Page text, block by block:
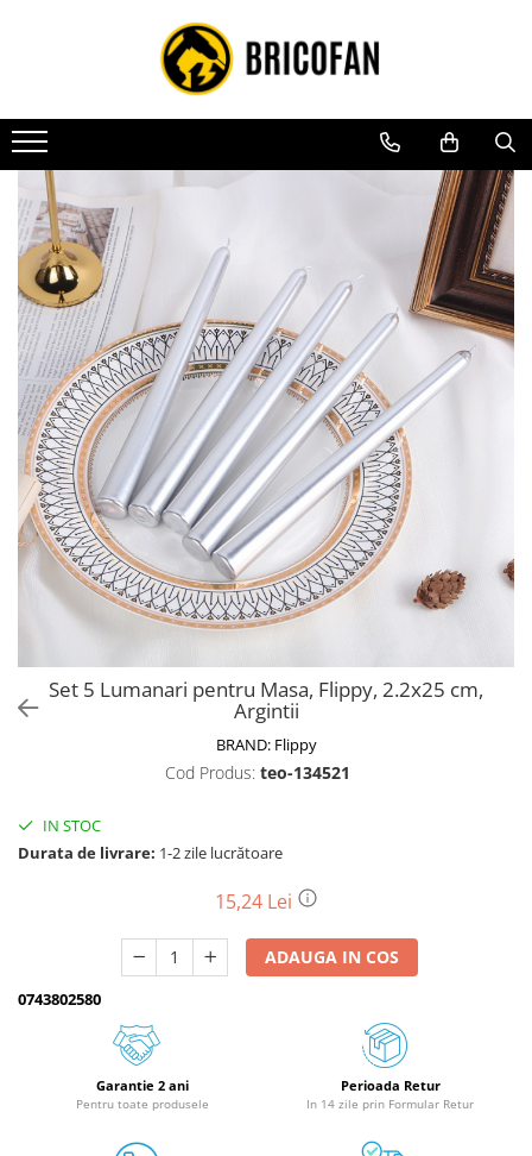
Toate Produsele
Vehicule electrice
Atv
Cu permis
Fără permis
Masini electrice
Motocross
Piese de schimb vehicule electrice
Scutere electrice
Scutere pe benzina
Tricicluri cargo fara permis
Tricicluri persoane
Trotinete electrice
Biciclete, trotinete, triciclete
Biciclete electrice
Triciclete
Gradina
Motoburghie si accesorii
Drujbe pe benzina
Drujbe cu acumulator
Consumabile drujbe, fierastraie
Drujbe electrice
Unelte electrice busteni
Batoze - mori desfacat porumb
Granulatoare
Mori pentru cereale
Mori pentru fructe si legume
Set 5 Lumanari pentru Masa, Flippy, 2.2x25 cm,
Argintii
BRAND: Flippy
Cod Produs: teo-134521
IN STOC
Durata de livrare: 1-2 zile lucrătoare
15,24 Lei
ADAUGA IN COS
0743802580
Garantie 2 ani
Pentru toate produsele
Perioada Retur
In 14 zile prin Formular Retur